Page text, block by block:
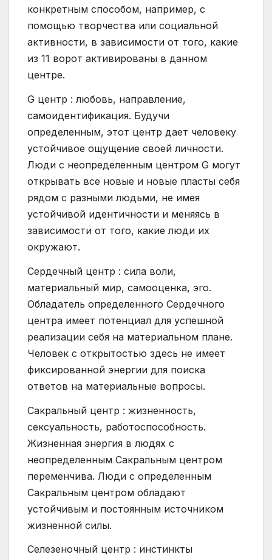
конкретным способом, например, с
помощью творчества или социальной
активности, в зависимости от того, какие
из 11 ворот активированы в данном
центре.
G центр : любовь, направление,
самоидентификация. Будучи
определенным, этот центр дает человеку
устойчивое ощущение своей личности.
Люди с неопределенным центром G могут
открывать все новые и новые пласты себя
рядом с разными людьми, не имея
устойчивой идентичности и меняясь в
зависимости от того, какие люди их
окружают.
Сердечный центр : сила воли,
материальный мир, самооценка, эго.
Обладатель определенного Сердечного
центра имеет потенциал для успешной
реализации себя на материальном плане.
Человек с открытостью здесь не имеет
фиксированной энергии для поиска
ответов на материальные вопросы.
Сакральный центр : жизненность,
сексуальность, работоспособность.
Жизненная энергия в людях с
неопределенным Сакральным центром
переменчива. Люди с определенным
Сакральным центром обладают
устойчивым и постоянным источником
жизненной силы.
Селезеночный центр : инстинкты